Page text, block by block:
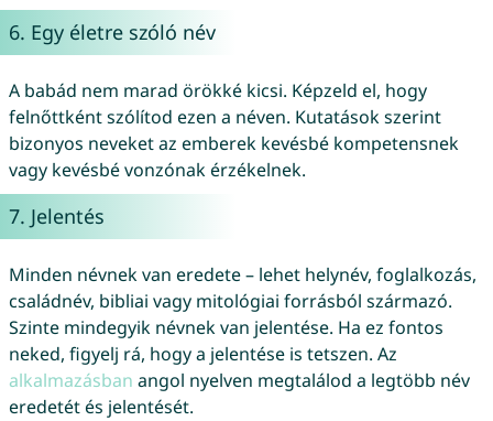
6. Egy életre szóló név
A babád nem marad örökké kicsi. Képzeld el, hogy
felnőttként szólítod ezen a néven. Kutatások szerint
bizonyos neveket az emberek kevésbé kompetensnek
vagy kevésbé vonzónak érzékelnek.
7. Jelentés
Minden névnek van eredete – lehet helynév, foglalkozás,
családnév, bibliai vagy mitológiai forrásból származó.
Szinte mindegyik névnek van jelentése. Ha ez fontos
neked, figyelj rá, hogy a jelentése is tetszen. Az
alkalmazásban angol nyelven megtalálod a legtöbb név
eredetét és jelentését.